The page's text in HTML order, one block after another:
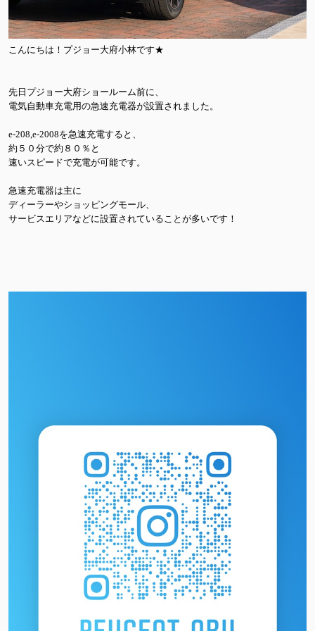
こんにちは！プジョー大府小林です★
先日プジョー大府ショールーム前に、
電気自動車充電用の急速充電器が設置されました。
e-208,e-2008を急速充電すると、
約５０分で約８０％と
速いスピードで充電が可能です。
急速充電器は主に
ディーラーやショッピングモール、
サービスエリアなどに設置されていることが多いです！